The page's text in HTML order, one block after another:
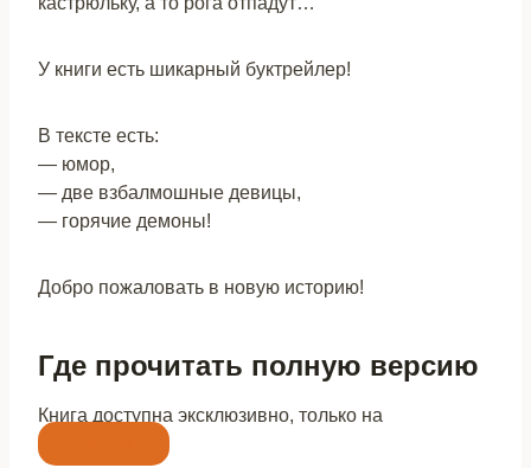
У книги есть шикарный буктрейлер!
В тексте есть:
— юмор,
— две взбалмошные девицы,
— горячие демоны!
Добро пожаловать в новую историю!
Где прочитать полную версию
Книга доступна эксклюзивно, только на